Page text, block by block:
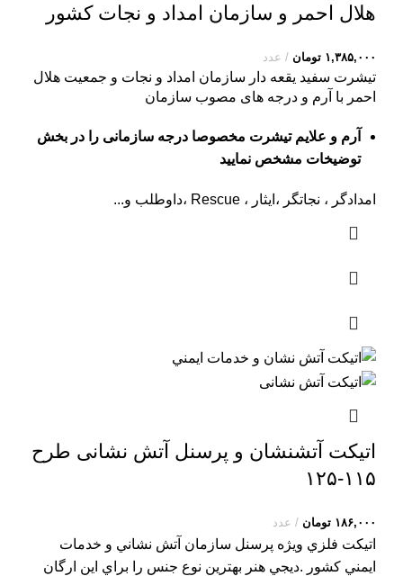
هلال احمر و سازمان امداد و نجات کشور
۱,۳۸۵,۰۰۰ تومان عدد
تیشرت سفید یقعه دار سازمان امداد و نجات و جمعیت هلال
احمر با آرم و درجه های مصوب سازمان
آرم و علایم تیشرت مخصوصا درجه سازمانی را در بخش
توضیخات مشخص نمایید
امدادگر ، نجاتگر ،ایثار ، Rescue ،داوطلب و...
اتیکت آتشنشان و پرسنل آتش نشانی طرح
۱۱۵-۱۲۵
۱۸۶,۰۰۰ تومان عدد
اتيکت فلزي ويژه پرسنل سازمان آتش نشاني و خدمات
ايمني کشور .ديجي هنر بهترين نوع جنس را براي اين ارگان